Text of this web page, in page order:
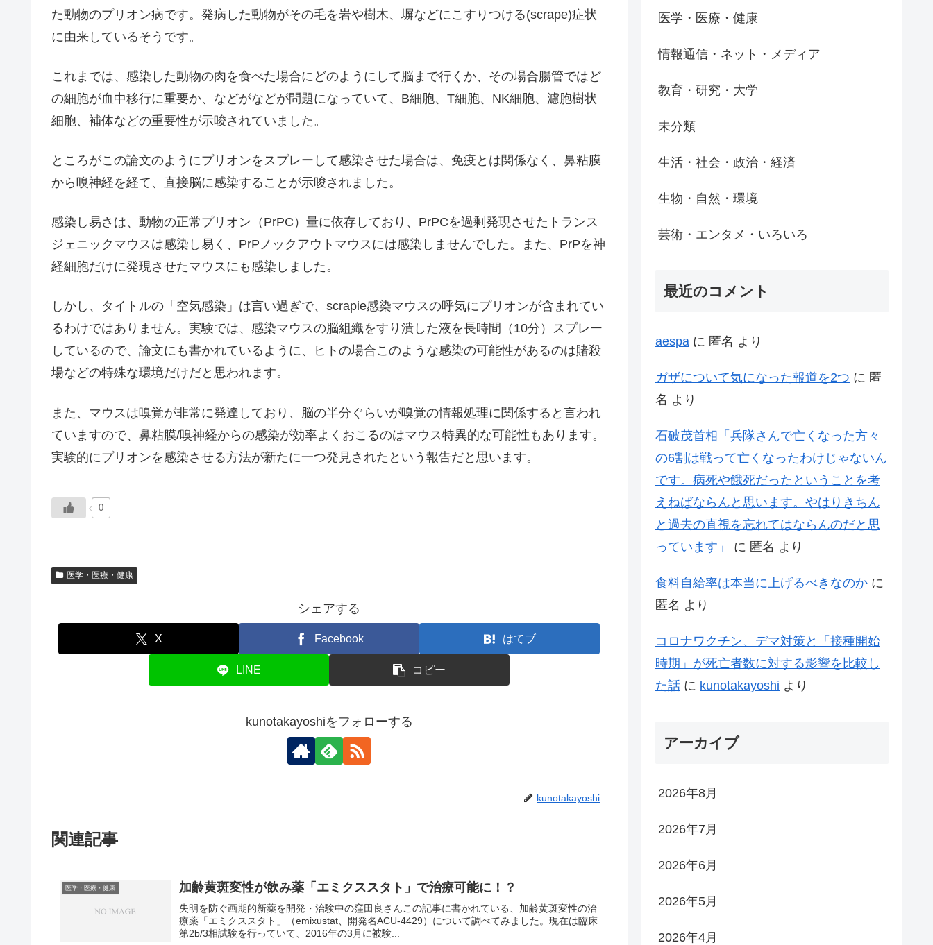
た動物のプリオン病です。発病した動物がその毛を岩や樹木、塀などにこすりつける(scrape)症状
に由来しているそうです。
これまでは、感染した動物の肉を食べた場合にどのようにして脳まで行くか、その場合腸管ではど
の細胞が血中移行に重要か、などがなどが問題になっていて、B細胞、T細胞、NK細胞、濾胞樹状
細胞、補体などの重要性が示唆されていました。
ところがこの論文のようにプリオンをスプレーして感染させた場合は、免疫とは関係なく、鼻粘膜
から嗅神経を経て、直接脳に感染することが示唆されました。
感染し易さは、動物の正常プリオン（PrPC）量に依存しており、PrPCを過剰発現させたトランス
ジェニックマウスは感染し易く、PrPノックアウトマウスには感染しませんでした。また、PrPを神
経細胞だけに発現させたマウスにも感染しました。
しかし、タイトルの「空気感染」は言い過ぎで、scrapie感染マウスの呼気にプリオンが含まれてい
るわけではありません。実験では、感染マウスの脳組織をすり潰した液を長時間（10分）スプレー
しているので、論文にも書かれているように、ヒトの場合このような感染の可能性があるのは賭殺
場などの特殊な環境だけだと思われます。
また、マウスは嗅覚が非常に発達しており、脳の半分ぐらいが嗅覚の情報処理に関係すると言われ
ていますので、鼻粘膜/嗅神経からの感染が効率よくおこるのはマウス特異的な可能性もあります。
実験的にプリオンを感染させる方法が新たに一つ発見されたという報告だと思います。
0
医学・医療・健康
シェアする
X Facebook はてブ
LINE コピー
kunotakayoshiをフォローする
kunotakayoshi
関連記事
医学・医療・健康 加齢黄斑変性が飲み薬「エミクススタト」で治療可能に！？
失明を防ぐ画期的新薬を開発・治験中の窪田良さんこの記事に書かれている、加齢黄斑変性の治
療薬「エミクススタト」（emixustat、開発名ACU-4429）について調べてみました。現在は臨床
第2b/3相試験を行っていて、2016年の3月に被験...
医学・医療・健康
情報通信・ネット・メディア
教育・研究・大学
未分類
生活・社会・政治・経済
生物・自然・環境
芸術・エンタメ・いろいろ
最近のコメント
aespa に 匿名 より
ガザについて気になった報道を2つ に 匿
名 より
石破茂首相「兵隊さんで亡くなった方々
の6割は戦って亡くなったわけじゃないん
です。病死や餓死だったということを考
えねばならんと思います。やはりきちん
と過去の直視を忘れてはならんのだと思
っています」
に 匿名 より
食料自給率は本当に上げるべきなのか に
匿名 より
コロナワクチン、デマ対策と「接種開始
時期」が死亡者数に対する影響を比較し
た話 に kunotakayoshi より
アーカイブ
2026年8月
2026年7月
2026年6月
2026年5月
2026年4月